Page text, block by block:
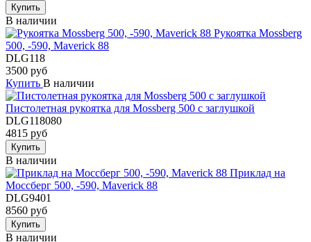
Купить
В наличии
Рукоятка Mossberg
500, -590, Maverick 88
DLG118
3500 руб
Купить В наличии
Пистолетная рукоятка для Mossberg 500 с заглушкой
DLG118080
4815 руб
Купить
В наличии
Приклад на
Моссберг 500, -590, Maverick 88
DLG9401
8560 руб
Купить
В наличии